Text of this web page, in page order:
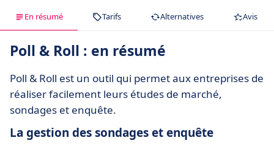
En résumé Tarifs Alternatives Avis
Poll & Roll : en résumé
Poll & Roll est un outil qui permet aux entreprises de
réaliser facilement leurs études de marché,
sondages et enquête.
La gestion des sondages et enquête